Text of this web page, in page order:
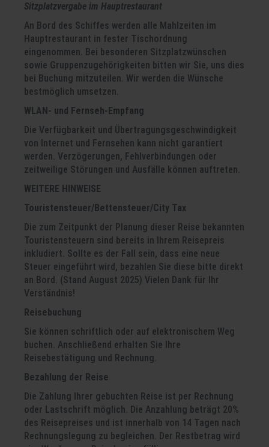
Sitzplatzvergabe im Hauptrestaurant
An Bord des Schiffes werden alle Mahlzeiten im
Hauptrestaurant in fester Tischordnung
eingenommen. Bei besonderen Sitzplatzwünschen
sowie Gruppenzugehörigkeiten bitten wir Sie, uns dies
bei Buchung mitzuteilen. Wir werden die Wünsche
bestmöglich umsetzen.
WLAN- und Fernseh-Empfang
Die Verfügbarkeit und Übertragungsgeschwindigkeit
von Internet und Fernsehen kann nicht garantiert
werden. Verzögerungen, Fehlverbindungen oder
zeitweilige Störungen und Ausfälle können auftreten.
WEITERE HINWEISE
Touristensteuer/Bettensteuer/City Tax
Die zum Zeitpunkt der Planung dieser Reise bekannten
Touristensteuern sind bereits in Ihrem Reisepreis
inkludiert. Sollte es der Fall sein, dass eine neue
Steuer eingeführt wird, bezahlen Sie diese bitte direkt
an Bord. (Stand August 2025) Vielen Dank für Ihr
Verständnis!
Reisebuchung
Sie können schriftlich oder auf elektronischem Weg
buchen. Anschließend erhalten Sie Ihre
Reisebestätigung und Rechnung.
Bezahlung der Reise
Die Zahlung Ihrer gebuchten Reise ist per Rechnung
oder Lastschrift möglich. Die Anzahlung beträgt 20%
des Reisepreises und ist innerhalb von 14 Tagen nach
Rechnungslegung zu begleichen. Der Restbetrag wird